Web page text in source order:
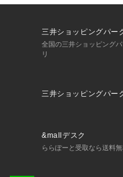
三井ショッピングパー
全国の三井ショッピング
リ
三井ショッピングパー
&mallデスク
ららぽーと受取なら送料